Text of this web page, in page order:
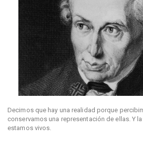
Decimos que hay una realidad porque
conservamos una representación de ellas. Y
estamos vivos.